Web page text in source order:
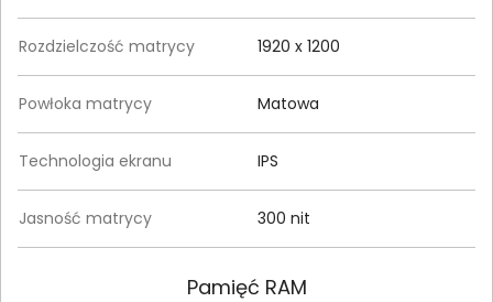
Rozdzielczość matrycy 1920 x 1200
Powłoka matrycy Matowa
Technologia ekranu IPS
Jasność matrycy 300 nit
Pamięć RAM